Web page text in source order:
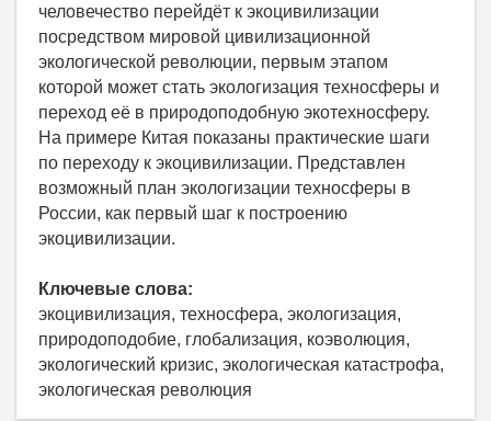
человечество перейдёт к экоцивилизации
посредством мировой цивилизационной
экологической революции, первым этапом
которой может стать экологизация техносферы и
переход её в природоподобную экотехносферу.
На примере Китая показаны практические шаги
по переходу к экоцивилизации. Представлен
возможный план экологизации техносферы в
России, как первый шаг к построению
экоцивилизации.
Ключевые слова:
экоцивилизация, техносфера, экологизация,
природоподобие, глобализация, коэволюция,
экологический кризис, экологическая катастрофа,
экологическая революция